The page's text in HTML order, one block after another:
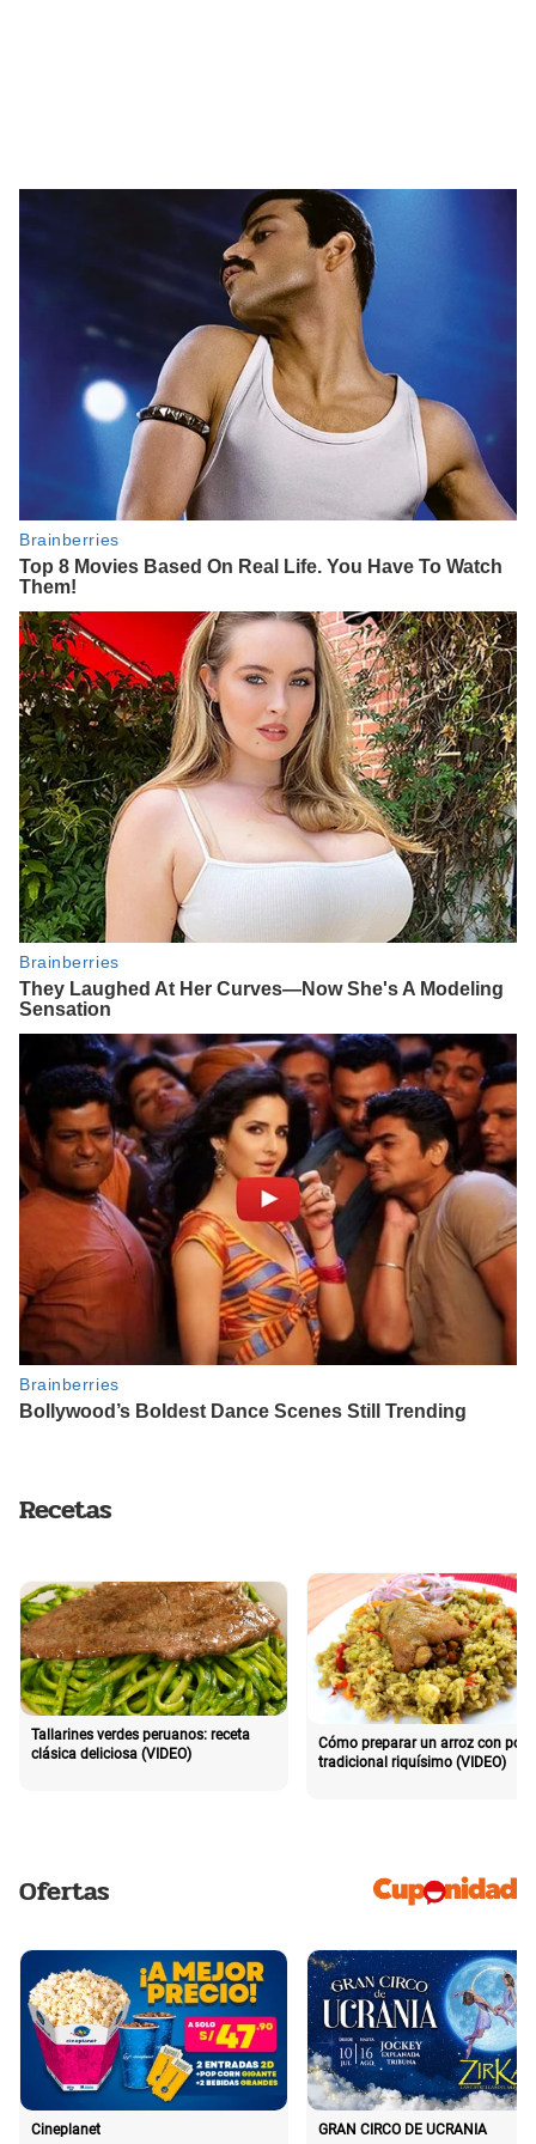
Recetas
Tallarines verdes peruanos: receta
clásica deliciosa (VIDEO)
Cómo preparar un arroz con pollo
tradicional riquísimo (VIDEO)
Ofertas
Cineplanet GRAN CIRCO DE UCRANIA